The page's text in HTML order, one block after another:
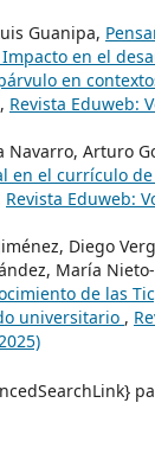
Guanipa,
en el
en
, Revista Eduweb:
Navarro, Arturo
en el currículo de
Revista Eduweb:
Diego
María
de las
universitario ,